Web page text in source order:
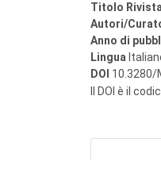
Titolo Rivista
Autori/
Anno di
Lingua
DOI 10.3280/
Il DOI è il